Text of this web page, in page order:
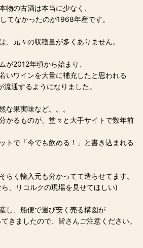
物の古酒は本当に少なく、
てなかったのが1968年産です。
、元々の収穫量が多くありません。
が2012年頃から始まり、
いワインを大量に補充したと思われる
通するようになりました。
な果実味など。。。
かるものが、堂々と大手サイトで数年前
トで「今でも飲める！」と書き込まれる
らく輸入元も分かってて造らせてます。
、リコルクの現場を見せてほしい)
し、船便で運び安く売る構図が
きましたので、皆さんご注意ください。